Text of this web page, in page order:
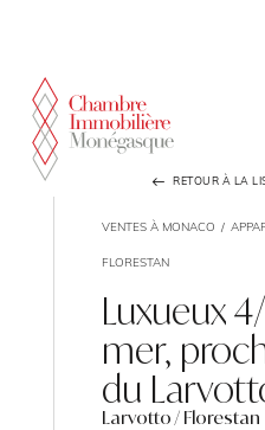
RETOUR À LA
VENTES À MONACO
FLORESTAN
Luxueux
mer,
du
Larvotto / Florestan